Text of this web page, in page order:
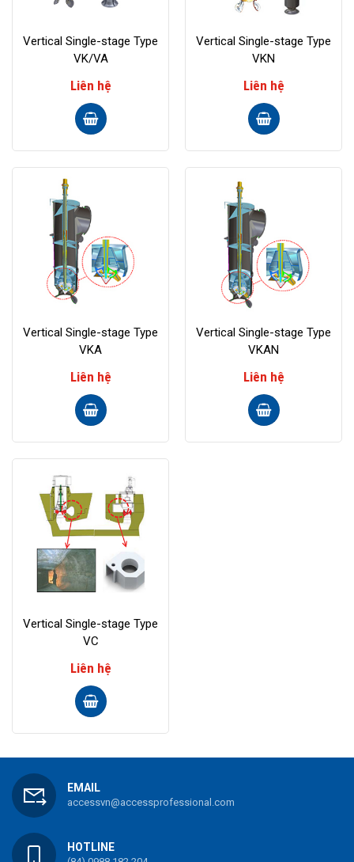
Vertical Single-stage Type
VK/VA
Liên hệ
Vertical Single-stage Type
VKN
Liên hệ
Vertical Single-stage Type
VKA
Liên hệ
Vertical Single-stage Type
VKAN
Liên hệ
Vertical Single-stage Type
VC
Liên hệ
EMAIL
accessvn@accessprofessional.com
HOTLINE